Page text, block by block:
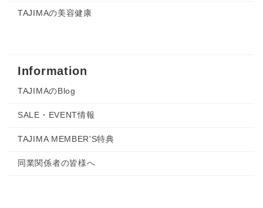
TAJIMAの美容健康
Information
TAJIMAのBlog
SALE・EVENT情報
TAJIMA MEMBER'S特典
同業関係者の皆様へ